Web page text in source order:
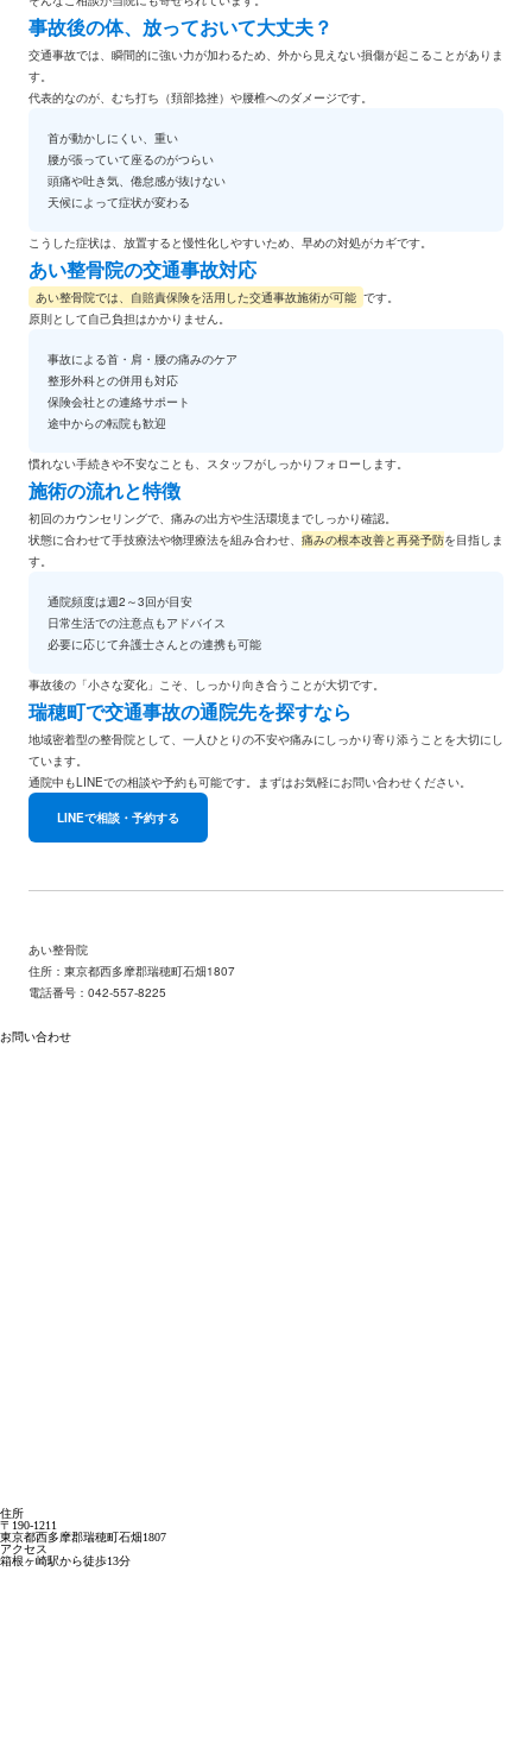
事故後の体、放っておいて大丈夫？
交通事故では、 瞬間的に強い力が加わるため、外から見えない損傷が起こることがありま
す。
代表的なのが、 むち打ち（頚部捻挫）や腰椎へのダメージです。
首が動かしにくい、重い
腰が張っていて座るのがつらい
頭痛や吐き気、倦怠感が抜けない
天候によって症状が変わる
こうした症状は、 放置すると慢性化しやすいため、早めの対処がカギです。
あい整骨院の交通事故対応
あい整骨院では、自賠責保険を活用した交通事故施術が可能 です。
原則として自己負担はかかりません。
事故による首・肩・腰の痛みのケア
整形外科との併用も対応
保険会社との連絡サポート
途中からの転院も歓迎
慣れない手続きや不安なことも、スタッフがしっかりフォローします。
施術の流れと特徴
初回のカウンセリングで、 痛みの出方や生活環境までしっかり確認。
状態に合わせて手技療法や物理療法を組み合わせ、 痛みの根本改善と再発予防を目指しま
す。
通院頻度は週2～3回が目安
日常生活での注意点もアドバイス
必要に応じて弁護士さんとの連携も可能
事故後の「小さな変化」こそ、しっかり向き合うことが大切です。
瑞穂町で交通事故の通院先を探すなら
地域密着型の整骨院として、 一人ひとりの不安や痛みにしっかり寄り添う ことを大切にし
ています。
通院中もLINEでの相談や予約も可能です。まずはお気軽にお問い合わせください。
LINEで相談・予約する
あい整骨院
住所：東京都西多摩郡瑞穂町石畑1807
電話番号：042-557-8225
お問い合わせ
住所
〒190-1211
東京都西多摩郡瑞穂町石畑1807
アクセス
箱根ヶ崎駅から徒歩13分